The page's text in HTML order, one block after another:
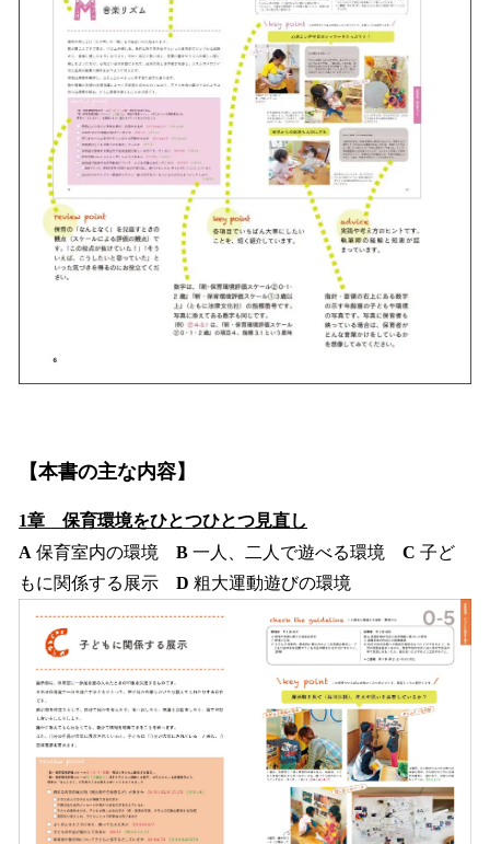
【本書の主な内容】
1章 保育環境をひとつひとつ見直し
A 保育室内の環境 B 一人、二人で遊べる環境 C 子ど
もに関係する展示 D 粗大運動遊びの環境